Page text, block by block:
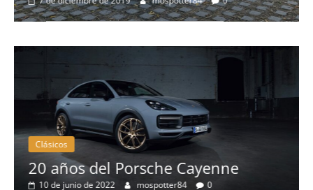
más
8 de
Clásicos
20 años del Porsche Cayenne